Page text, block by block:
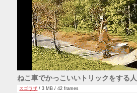
ねこ車でかっこいいトリックをする人
スゴワザ / 3 MB / 42 frames